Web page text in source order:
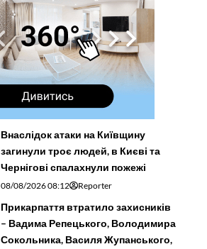
Внаслідок атаки на Київщину
загинули троє людей, в Києві та
Чернігові спалахнули пожежі
08/08/2026 08:12 Reporter
Прикарпаття втратило захисників
– Вадима Репецького, Володимира
Сокольника, Василя Жупанського,